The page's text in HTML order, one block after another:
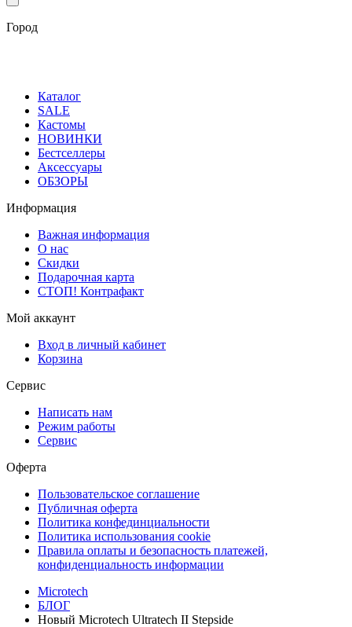
Город
Каталог
SALE
Кастомы
НОВИНКИ
Бестселлеры
Аксессуары
ОБЗОРЫ
Информация
Важная информация
О нас
Скидки
Подарочная карта
СТОП! Контрафакт
Мой аккаунт
Вход в личный кабинет
Корзина
Сервис
Написать нам
Режим работы
Сервис
Оферта
Пользовательское соглашение
Публичная оферта
Политика конфединциальности
Политика использования cookie
Правила оплаты и безопасность платежей,
конфиденциальность информации
Microtech
БЛОГ
Новый Microtech Ultratech II Stepside